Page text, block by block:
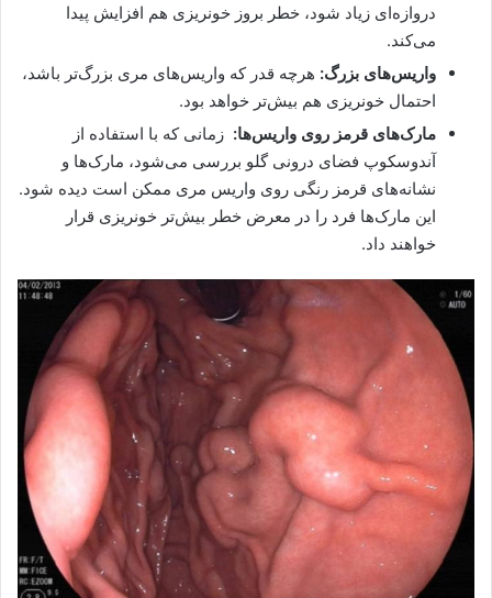
دروازه‌ای زیاد شود، خطر بروز خونریزی هم افزایش پیدا
می‌کند.
واریس‌های بزرگ: هرچه قدر که واریس‌های مری بزرگ‌تر باشد،
احتمال خونریزی هم بیش‌تر خواهد بود.
مارک‌های قرمز روی واریس‌ها: زمانی که با استفاده از
آندوسکوپ فضای درونی گلو بررسی می‌شود، مارک‌ها و
نشانه‌های قرمز رنگی روی واریس مری ممکن است دیده شود‌.
این مارک‌ها فرد را در معرض خطر بیش‌تر خونریزی قرار
خواهند داد.